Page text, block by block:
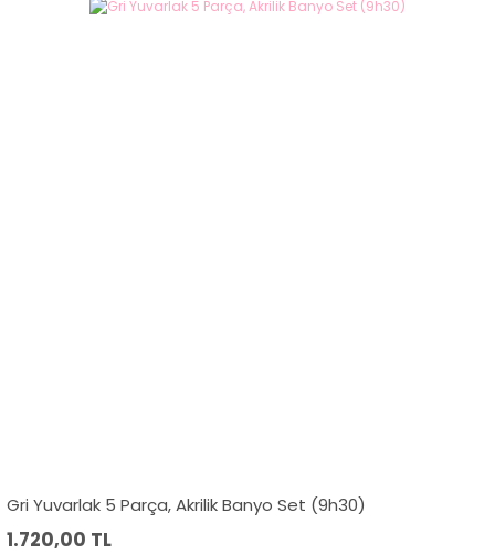
Gri Yuvarlak 5 Parça, Akrilik Banyo Set (9h30)
1.720,00 TL